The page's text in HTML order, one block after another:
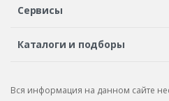
Шины в кредит
Сервисы
Автосервисы
Бонусная
Рекламации по услугам
Каталоги и подборы
Вся информация на данном сайте